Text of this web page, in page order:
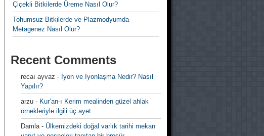
Çiçekli Bitkilerde Üreme Nasıl Olur?
Tohumsuz Bitkilerde ve Plazmodyumda
Metagenez Nasıl Olur?
Recent Comments
recaı ayvaz - İyon ve İyonlaşma Nedir? Nasıl
Yapılır?
arzu - Kur’an-ı Kerim mealinden güzel ahlak
örnekleriyle ilgili üç ayet…
Damla- Ülkemizdeki doğal varlık tarihi mekan